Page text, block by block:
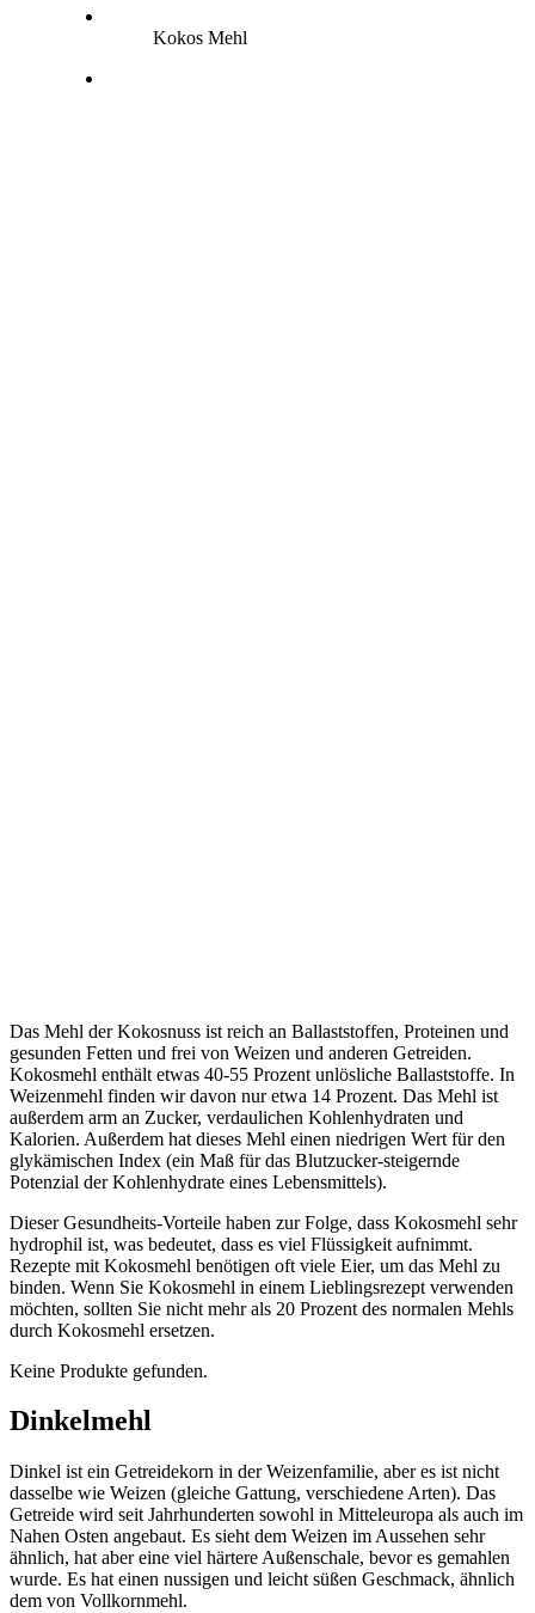
Kokos Mehl
Das Mehl der Kokosnuss ist reich an Ballaststoffen, Proteinen und
gesunden Fetten und frei von Weizen und anderen Getreiden.
Kokosmehl enthält etwas 40-55 Prozent unlösliche Ballaststoffe. In
Weizenmehl finden wir davon nur etwa 14 Prozent. Das Mehl ist
außerdem arm an Zucker, verdaulichen Kohlenhydraten und
Kalorien. Außerdem hat dieses Mehl einen niedrigen Wert für den
glykämischen Index (ein Maß für das Blutzucker-steigernde
Potenzial der Kohlenhydrate eines Lebensmittels).
Dieser Gesundheits-Vorteile haben zur Folge, dass Kokosmehl sehr
hydrophil ist, was bedeutet, dass es viel Flüssigkeit aufnimmt.
Rezepte mit Kokosmehl benötigen oft viele Eier, um das Mehl zu
binden. Wenn Sie Kokosmehl in einem Lieblingsrezept verwenden
möchten, sollten Sie nicht mehr als 20 Prozent des normalen Mehls
durch Kokosmehl ersetzen.
Keine Produkte gefunden.
Dinkelmehl
Dinkel ist ein Getreidekorn in der Weizenfamilie, aber es ist nicht
dasselbe wie Weizen (gleiche Gattung, verschiedene Arten). Das
Getreide wird seit Jahrhunderten sowohl in Mitteleuropa als auch im
Nahen Osten angebaut. Es sieht dem Weizen im Aussehen sehr
ähnlich, hat aber eine viel härtere Außenschale, bevor es gemahlen
wurde. Es hat einen nussigen und leicht süßen Geschmack, ähnlich
dem von Vollkornmehl.